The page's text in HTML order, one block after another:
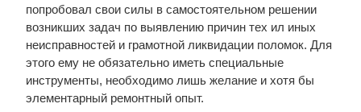
попробовал свои силы в самостоятельном решении
возникших задач по выявлению причин тех ил иных
неисправностей и грамотной ликвидации поломок. Для
этого ему не обязательно иметь специальные
инструменты, необходимо лишь желание и хотя бы
элементарный ремонтный опыт.